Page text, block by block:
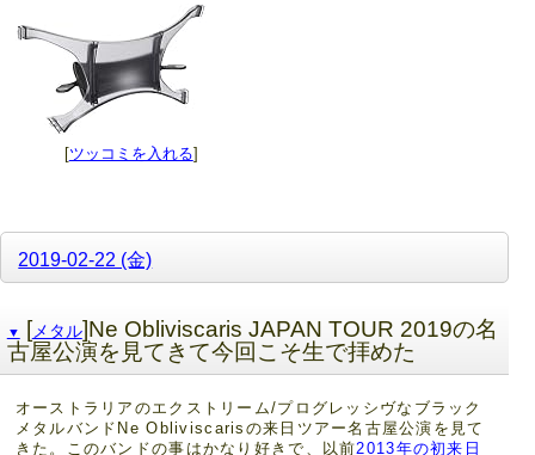
[ツッコミを入れる]
2019-02-22 (金)
▼ [ メタル]Ne Obliviscaris JAPAN TOUR 2019の名
古屋公演を見てきて今回こそ生で拝めた
オーストラリアのエクストリーム/プログレッシヴなブラック
メタルバンドNe Obliviscarisの来日ツアー名古屋公演を見て
きた。このバンドの事はかなり好きで、以前2013年の初来日